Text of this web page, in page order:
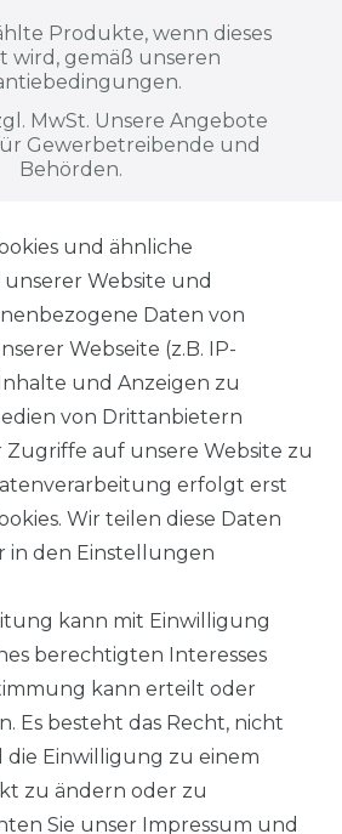
Produkte, wenn dieses
wird, gemäß unseren
MwSt. Unsere Angebote
Gewerbetreibende und
Behörden.
dargestellten
Spezifikationen
dienen ausschließlich
Information. Es wird
hingewiesen, dass
zwischen den dargestellten
den tatsächlich
möglich sind. Die
stellen nicht
die finalen
dar. Der Anbieter
Recht vor, jederzeit und
Ankündigung Änderungen
Produkten
wurde von uns nicht
wird so verkauft, wie
und ähnliche
Website und
Daten von
Webseite (z.B. IP-
und Anzeigen zu
von Drittanbietern
auf unsere Website zu
erfolgt erst
Wir teilen diese Daten
in den Einstellungen
kann mit Einwilligung
berechtigten Interesses
kann erteilt oder
Es besteht das Recht, nicht
Einwilligung zu einem
zu ändern oder zu
Sie unser Impressum und